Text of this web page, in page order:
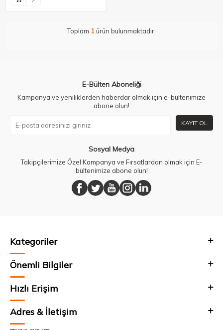
Toplam 1ürün bulunmaktadır.
E-Bülten Aboneliği
Kampanya ve yeniliklerden haberdar olmak için e-bültenimize
abone olun!
KAYIT OL
Sosyal Medya
Takipçilerimize Özel Kampanya ve Fırsatlardan olmak için E-
bültenimize abone olun!
Kategoriler
Önemli Bilgiler
Hızlı Erişim
Adres & İletişim